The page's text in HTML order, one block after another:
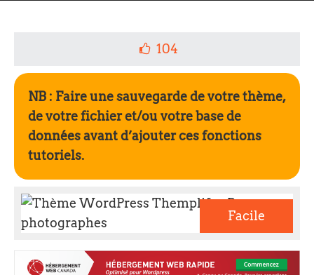
104
NB : Faire une sauvegarde de votre thème,
de votre fichier et/ou votre base de
données avant d’ajouter ces fonctions
tutoriels.
Facile